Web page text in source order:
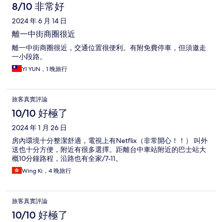
8/10 非常好
2024 年 6 月 14 日
離一中街商圈很近
離一中街商圈很近，交通位置很便利。有附免費停車，但須邀走
一小段路。
YI YUN，1 晚旅行
旅客真實評論
10/10 好極了
2024 年 1 月 26 日
房內環境十分整潔舒適，電視上有Netflix（非常開心！！） 叫外
送也十分方便，附近有很多選擇。距離台中車站附近的巴士站大
概10分鐘路程，沿路也有全家/7-11。
Wing Ki，4 晚旅行
旅客真實評論
10/10 好極了